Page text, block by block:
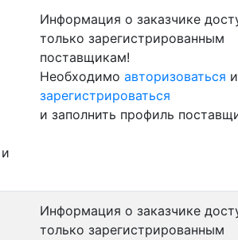
и
Информация о заказчике
только зарегистрированным
поставщикам!
Необходимо авторизоваться
зарегистрироваться
и заполнить профиль
Информация о заказчике
только зарегистрированным